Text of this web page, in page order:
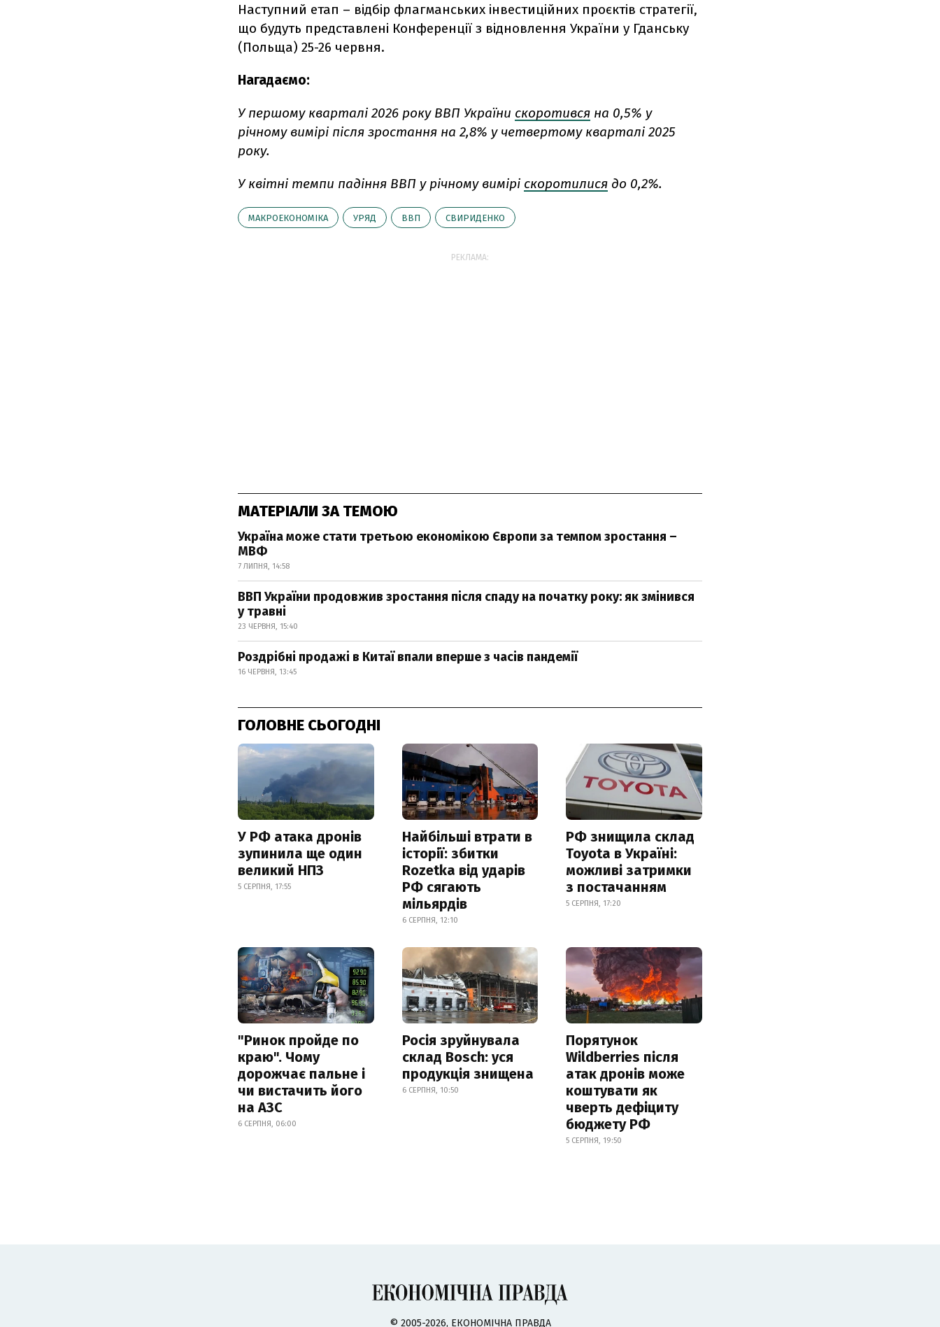
Наступний етап – відбір флагманських інвестиційних проєктів стратегії,
що будуть представлені Конференції з відновлення України у Гданську
(Польща) 25-26 червня.
Нагадаємо:
У першому кварталі 2026 року ВВП України скоротився на 0,5% у
річному вимірі після зростання на 2,8% у четвертому кварталі 2025
року.
У квітні темпи падіння ВВП у річному вимірі скоротилися до 0,2%.
МАКРОЕКОНОМІКА УРЯД ВВП СВИРИДЕНКО
РЕКЛАМА:
МАТЕРІАЛИ ЗА ТЕМОЮ
Україна може стати третьою економікою Європи за темпом зростання –
МВФ
7 ЛИПНЯ, 14:58
ВВП України продовжив зростання після спаду на початку року: як змінився
у травні
23 ЧЕРВНЯ, 15:40
Роздрібні продажі в Китаї впали вперше з часів пандемії
16 ЧЕРВНЯ, 13:45
ГОЛОВНЕ СЬОГОДНІ
У РФ атака дронів
зупинила ще один
великий НПЗ
5 СЕРПНЯ, 17:55
Найбільші втрати в
історії: збитки
Rozetka від ударів
РФ сягають
мільярдів
6 СЕРПНЯ, 12:10
РФ знищила склад
Toyota в Україні:
можливі затримки
з постачанням
5 СЕРПНЯ, 17:20
"Ринок пройде по
краю". Чому
дорожчає пальне і
чи вистачить його
на АЗС
6 СЕРПНЯ, 06:00
Росія зруйнувала
склад Bosch: уся
продукція знищена
6 СЕРПНЯ, 10:50
Порятунок
Wildberries після
атак дронів може
коштувати як
чверть дефіциту
бюджету РФ
5 СЕРПНЯ, 19:50
© 2005-2026, ЕКОНОМІЧНА ПРАВДА